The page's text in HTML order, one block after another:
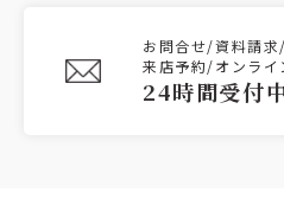
お問合せ/資料請
来店予約/オンライ
24時間受付